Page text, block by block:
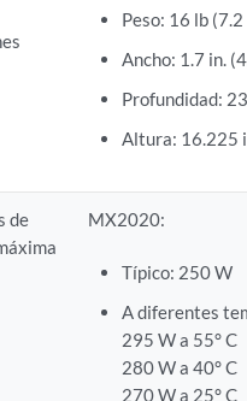
Peso: 16 lb (7.2
Ancho: 1.7 in.
Profundidad:
Altura: 16.225
de
MX2020:
Típico: 250 W
A diferentes
295 W a 55° C
280 W a 40° C
270 W a 25° C